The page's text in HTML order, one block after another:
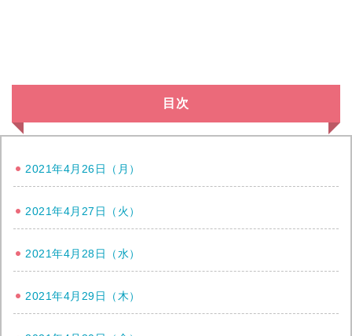
目次
2021年4月26日（月）
2021年4月27日（火）
2021年4月28日（水）
2021年4月29日（木）